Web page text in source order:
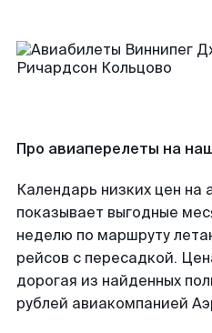
Про авиаперелеты на
Календарь низких цен на
показывает выгодные
неделю по маршруту
рейсов с пересадкой.
дорогая из найденных
рублей авиакомпанией